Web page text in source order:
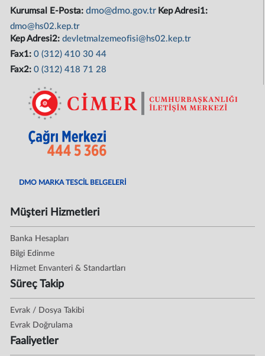
Kurumsal E-Posta:dmo@dmo.gov.tr Kep Adresi1:
dmo@hs02.kep.tr
Kep Adresi2:devletmalzemeofisi@hs02.kep.tr
Fax1:0 (312) 410 30 44
Fax2:0 (312) 418 71 28
DMO MARKA TESCİL BELGELERİ
Müşteri Hizmetleri
Banka Hesapları
Bilgi Edinme
Hizmet Envanteri & Standartları
Süreç Takip
Evrak / Dosya Takibi
Evrak Doğrulama
Faaliyetler